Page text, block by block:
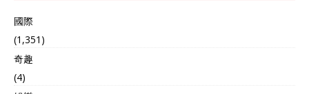
國際
(1,351)
奇趣
(4)